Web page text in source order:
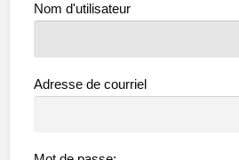
Nom d'utilisateur
Adresse de courriel